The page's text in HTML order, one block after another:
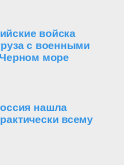
войска
с военными
море
нашла
всему